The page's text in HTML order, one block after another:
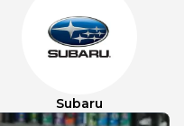
Subaru